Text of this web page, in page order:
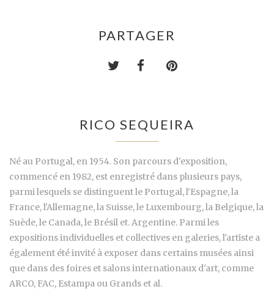
PARTAGER
RICO SEQUEIRA
Né au Portugal, en 1954. Son parcours d'exposition,
commencé en 1982, est enregistré dans plusieurs pays,
parmi lesquels se distinguent le Portugal, l'Espagne, la
France, l'Allemagne, la Suisse, le Luxembourg, la Belgique, la
Suède, le Canada, le Brésil et. Argentine. Parmi les
expositions individuelles et collectives en galeries, l'artiste a
également été invité à exposer dans certains musées ainsi
que dans des foires et salons internationaux d'art, comme
ARCO, FAC, Estampa ou Grands et al.